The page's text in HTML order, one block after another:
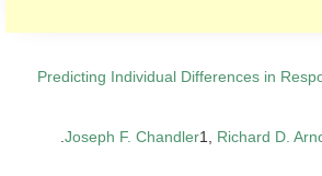
Predicting Individual Differences in
Joseph F. Chandler1, Richard D.